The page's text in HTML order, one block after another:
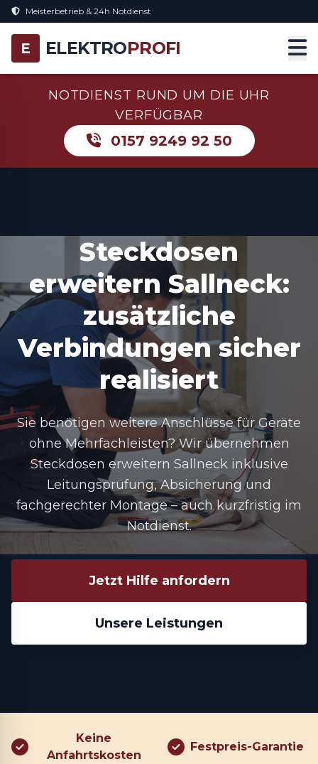
Meisterbetrieb & 24h Notdienst
E ELEKTROPROFI
NOTDIENST RUND UM DIE UHR
VERFÜGBAR
0157 9249 92 50
Steckdosen
erweitern Sallneck:
zusätzliche
Verbindungen sicher
realisiert
Sie benötigen weitere Anschlüsse für Geräte
ohne Mehrfachleisten? Wir übernehmen
Steckdosen erweitern Sallneckinklusive
Leitungsprüfung, Absicherung und
fachgerechter Montage – auch kurzfristig im
Notdienst.
Jetzt Hilfe anfordern
Unsere Leistungen
Keine
Anfahrtskosten
Festpreis-Garantie